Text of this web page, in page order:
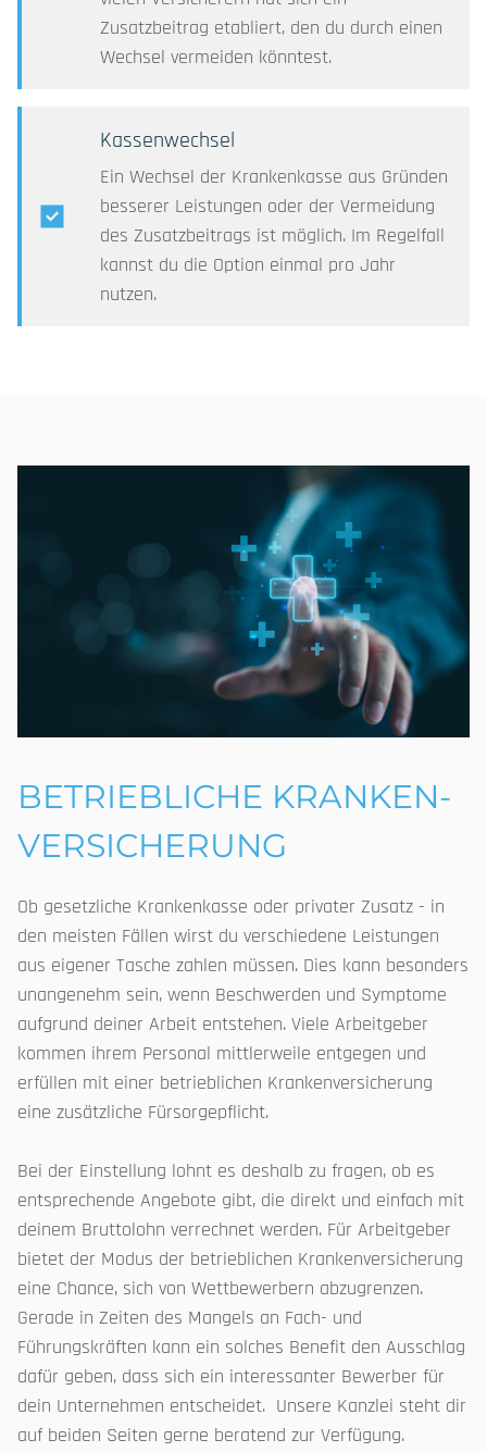
Zusatzbeitrag etabliert, den du durch einen
Wechsel vermeiden könntest.
Kassenwechsel
Ein Wechsel der Krankenkasse aus Gründen
besserer Leistungen oder der Vermeidung
des Zusatzbeitrags ist möglich. Im Regelfall
kannst du die Option einmal pro Jahr
nutzen.
BETRIEBLICHE KRANKEN­
VERSICHERUNG
Ob gesetzliche Krankenkasse oder privater Zusatz - in
den meisten Fällen wirst du verschiedene Leistungen
aus eigener Tasche zahlen müssen. Dies kann besonders
unangenehm sein, wenn Beschwerden und Symptome
aufgrund deiner Arbeit entstehen. Viele Arbeitgeber
kommen ihrem Personal mittlerweile entgegen und
erfüllen mit einer betrieblichen Krankenversicherung
eine zusätzliche Fürsorgepflicht.
Bei der Einstellung lohnt es deshalb zu fragen, ob es
entsprechende Angebote gibt, die direkt und einfach mit
deinem Bruttolohn verrechnet werden. Für Arbeitgeber
bietet der Modus der betrieblichen Krankenversicherung
eine Chance, sich von Wettbewerbern abzugrenzen.
Gerade in Zeiten des Mangels an Fach- und
Führungskräften kann ein solches Benefit den Ausschlag
dafür geben, dass sich ein interessanter Bewerber für
dein Unternehmen entscheidet. Unsere Kanzlei steht dir
auf beiden Seiten gerne beratend zur Verfügung.